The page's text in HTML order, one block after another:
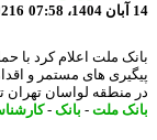
ملت اعلام کرد با
های مستمر و
لواسان تهران
ملت -بانک -کارشناسی